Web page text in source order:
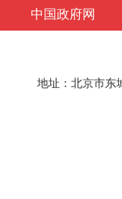
中国政府网
地址：北京市东